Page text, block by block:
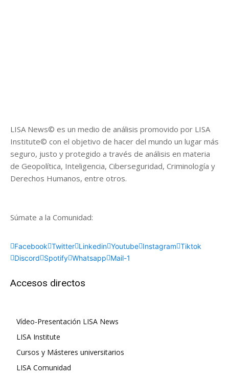
LISA News© es un medio de análisis promovido por LISA
Institute© con el objetivo de hacer del mundo un lugar más
seguro, justo y protegido a través de análisis en materia
de Geopolítica, Inteligencia, Ciberseguridad, Criminología y
Derechos Humanos, entre otros.
Súmate a la Comunidad:
Facebook Twitter Linkedin Youtube Instagram Tiktok
Discord Spotify Whatsapp Mail-1
Accesos directos
Vídeo-Presentación LISA News
LISA Institute
Cursos y Másteres universitarios
LISA Comunidad